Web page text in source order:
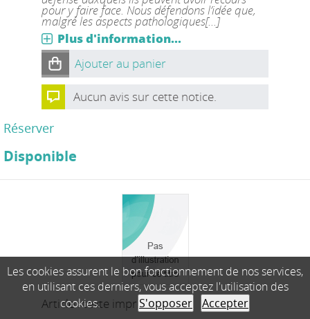
pour y faire face. Nous défendons l’idée que,
malgré les aspects pathologiques[...]
Plus d'information...
Ajouter au panier
Aucun avis sur cette notice.
Réserver
Disponible
Article : texte imprimé
Les cookies assurent le bon fonctionnement de nos services,
en utilisant ces derniers, vous acceptez l'utilisation des
cookies.
S'opposer Accepter